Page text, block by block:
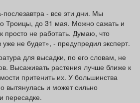
послезавтра - все эти дни. Мы
Троицы, до 31 мая. Можно сажать и
просто не работать. Думаю, что
уже не будет», - предупредил эксперт.
для высадки, по его словам, не
Высаживать растения лучше ближе к
притенить их. У большинства
вытянулась и может сильно
пересадке.